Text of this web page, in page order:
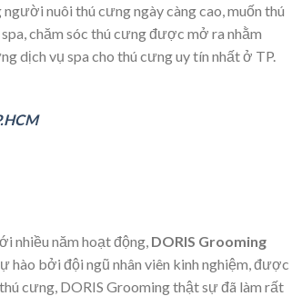
người nuôi thú cưng ngày càng cao, muốn thú
chăm sóc thú cưng được mở ra nhằm
dịch vụ spa cho thú cưng uy tín nhất ở TP.
nhiều năm hoạt động, DORIS Grooming
hào bởi đội ngũ nhân viên kinh nghiệm, được
cưng, DORIS Grooming thật sự đã làm rất